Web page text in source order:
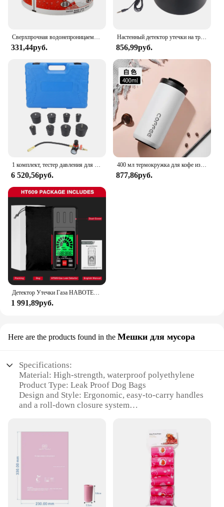
Сверхпрочная водонепроницаемая лента: мгновенно предотвращает утечки, мгновенно закрывает ремонт и изоляцию труб из ПВХ!
331,44руб.
Настенный детектор утечки на трубе, беспроводной 12 мА, высокая прочность для воды, цементной стальной трубы, настенный микрофон, детектор прослушивания
856,99руб.
1 комплект, тестер давления для шланга
6 520,56руб.
400 мл термокружка для кофе из нержавеющей стали 304, термос, герметичная портативная дорожная термокружка, бутылка для воды, рождественские подарки
877,86руб.
Детектор Утечки Газа HABOTEST HT609, детектор природного газа со звуковой и визуальной сигнализацией, датчик горючего газа
1 991,89руб.
Here are the products found in the Мешки для мусора
Specifications:
Material: High-strength, waterproof polyethylene
Product Type: Leak Proof Dog Bags
Design and Style: Ergonomic, easy-to-carry handles
and a roll-down closure system
Performance and Property: Durable and leak-proof,
ensuring no mess or odor
Quantity: Available in sets of 10, 20, 50, or 100
Features:
**Unmatched Durability and Convenience**